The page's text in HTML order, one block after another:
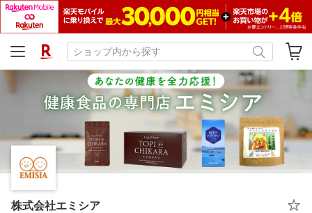
株式会社エミシア